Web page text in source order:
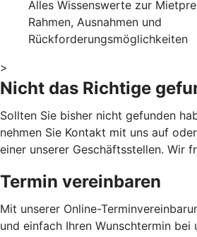
Alles Wissenswerte zur
Rahmen, Ausnahmen und
Rückforderungsmöglichkeiten
>
Nicht das Richtige
Sollten Sie bisher nicht gefunden
nehmen Sie Kontakt mit uns auf
einer unserer Geschäftsstellen. Wir
Termin vereinbaren
Mit unserer Online-
und einfach Ihren Wunschtermin bei